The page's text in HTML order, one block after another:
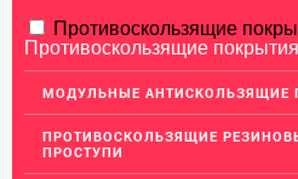
АЛЮМИНИЕВЫЙ ПРОКАТ
НЕРЖАВЕЮЩАЯ СТАЛЬ
МЕДНЫЙ ПРОКАТ
ЛАТУННЫЙ ПРОКАТ
Противоскользящие
Противоскользящие
МОДУЛЬНЫЕ АНТИСКОЛЬЗЯЩИЕ
ПРОТИВОСКОЛЬЗЯЩИЕ
ПРОСТУПИ